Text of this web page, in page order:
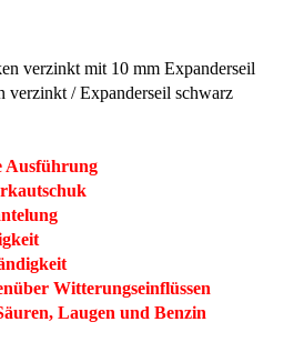
verzinkt mit 10 mm Expanderseil
verzinkt / Expanderseil schwarz
Ausführung
Witterungseinflüssen
Laugen und Benzin